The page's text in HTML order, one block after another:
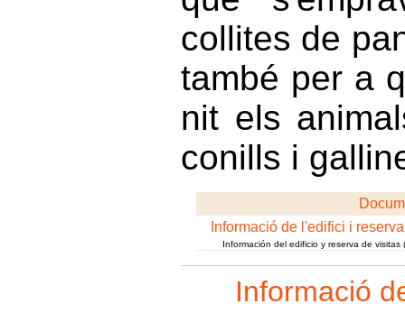
collites de
també per a
nit els
conills i
Informació de l'edifici i
Información del edificio y reserva de visitas
Informació